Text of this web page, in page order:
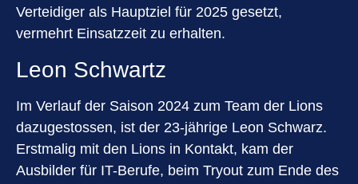
Verteidiger als Hauptziel für 2025 gesetzt,
vermehrt Einsatzzeit zu erhalten.
Leon Schwartz
Im Verlauf der Saison 2024 zum Team der Lions
dazugestossen, ist der 23-jährige Leon Schwarz.
Erstmalig mit den Lions in Kontakt, kam der
Ausbilder für IT-Berufe, beim Tryout zum Ende des